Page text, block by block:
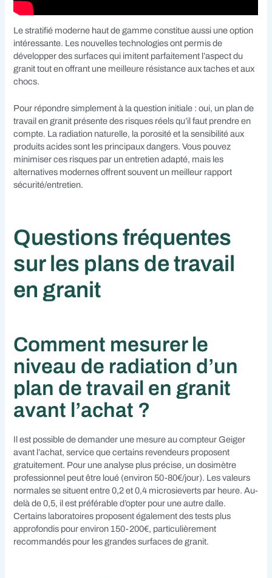
Le stratifié moderne haut de gamme constitue aussi une option
intéressante. Les nouvelles technologies ont permis de
développer des surfaces qui imitent parfaitement l’aspect du
granit tout en offrant une meilleure résistance aux taches et aux
chocs.
Pour répondre simplement à la question initiale : oui, un plan de
travail en granit présente des risques réels qu’il faut prendre en
compte. La radiation naturelle, la porosité et la sensibilité aux
produits acides sont les principaux dangers. Vous pouvez
minimiser ces risques par un entretien adapté, mais les
alternatives modernes offrent souvent un meilleur rapport
sécurité/entretien.
Questions fréquentes
sur les plans de travail
en granit
Comment mesurer le
niveau de radiation d’un
plan de travail en granit
avant l’achat ?
Il est possible de demander une mesure au compteur Geiger
avant l’achat, service que certains revendeurs proposent
gratuitement. Pour une analyse plus précise, un dosimètre
professionnel peut être loué (environ 50-80€/jour). Les valeurs
normales se situent entre 0,2 et 0,4 microsieverts par heure. Au-
delà de 0,5, il est préférable d’opter pour une autre dalle.
Certains laboratoires proposent également des tests plus
approfondis pour environ 150-200€, particulièrement
recommandés pour les grandes surfaces de granit.